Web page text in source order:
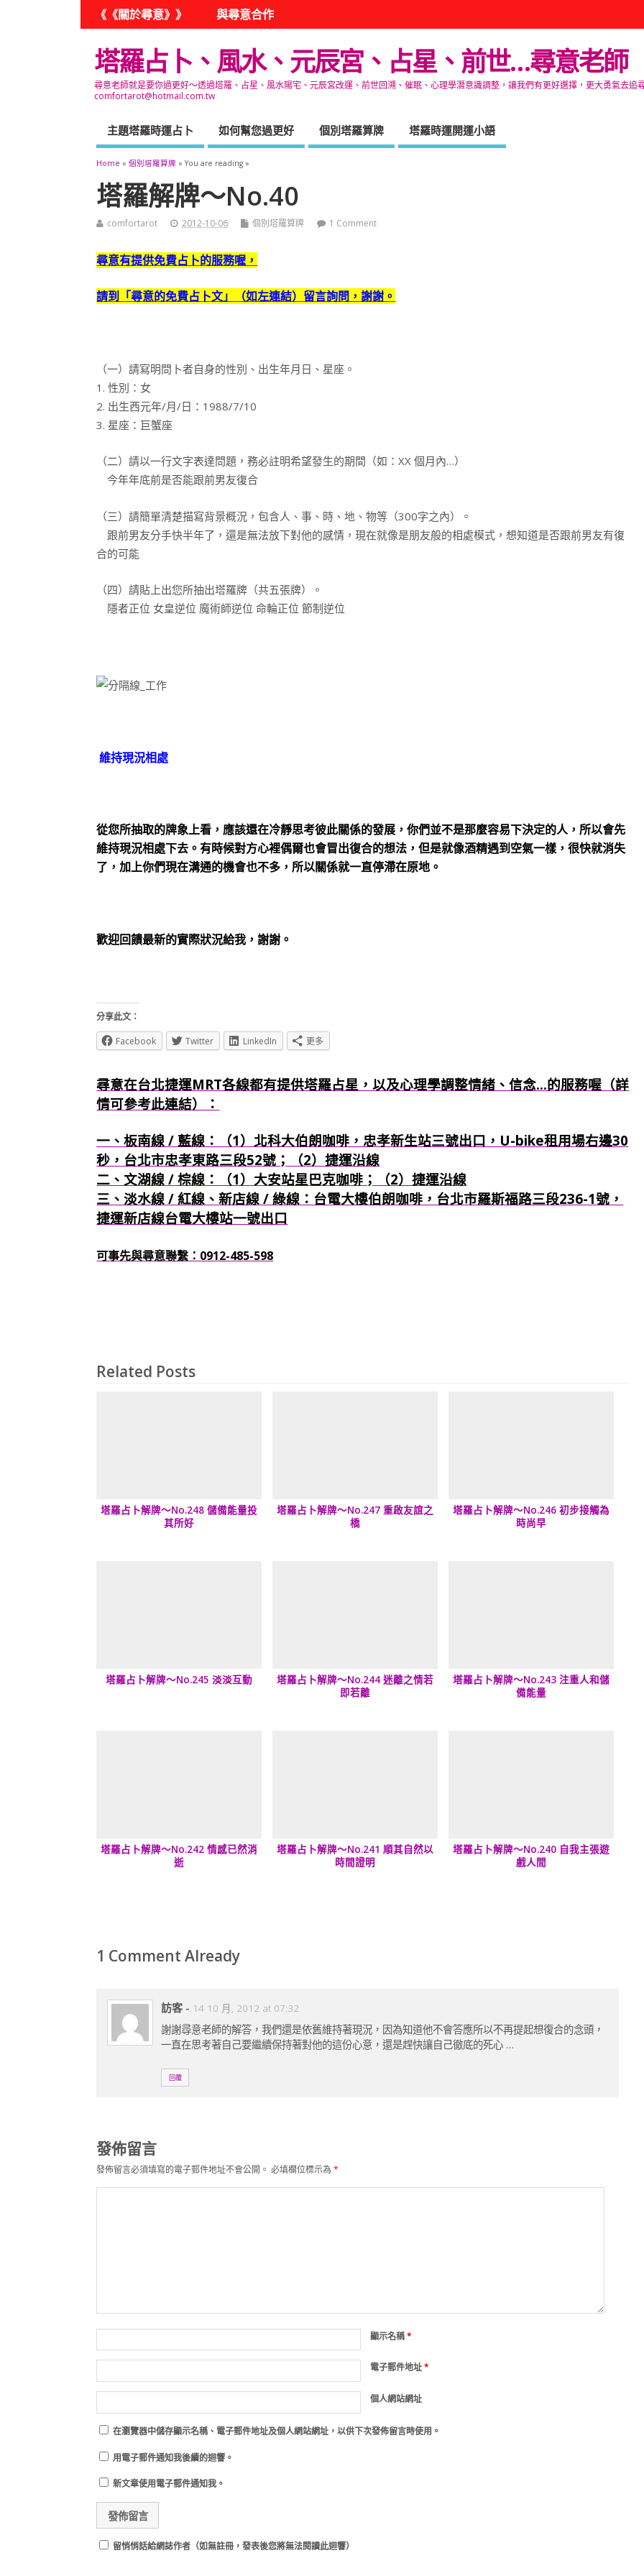
《《關於尋意》》 與尋意合作
塔羅占卜、風水、元辰宮、占星、前世…尋意老師
尋意老師就是要你過更好～透過塔羅、占星、風水陽宅、元辰宮改運、前世回溯、催眠、心理學潛意識調整，讓我們有更好選擇，更大勇氣去
comfortarot@hotmail.com.tw
主題塔羅時運占卜 如何幫您過更好 個別塔羅算牌 塔羅時運開運小語
Home »個別塔羅算牌 » You are reading »
塔羅解牌～No.40
comfortarot 2012-10-06 個別塔羅算牌 1 Comment
尋意有提供免費占卜的服務喔，
請到「尋意的免費占卜文」（如左連結）留言詢問，謝謝。
（一）請寫明問卜者自身的性別、出生年月日、星座。
1. 性別：女
2. 出生西元年/月/日：1988/7/10
3. 星座：巨蟹座
（二）請以一行文字表達問題，務必註明希望發生的期間（如：XX 個月內…）
今年年底前是否能跟前男友復合
（三）請簡單清楚描寫背景概況，包含人、事、時、地、物等（300字之內）。
跟前男友分手快半年了，還是無法放下對他的感情，現在就像是朋友般的相處模式，想知道是否跟前男友有復
合的可能
（四）請貼上出您所抽出塔羅牌（共五張牌）。
隱者正位 女皇逆位 魔術師逆位 命輪正位 節制逆位
維持現況相處
從您所抽取的牌象上看，應該還在冷靜思考彼此關係的發展，你們並不是那麼容易下決定的人，所以會先
維持現況相處下去。有時候對方心裡偶爾也會冒出復合的想法，但是就像酒精遇到空氣一樣，很快就消失
了，加上你們現在溝通的機會也不多，所以關係就一直停滯在原地。
歡迎回饋最新的實際狀況給我，謝謝。
分享此文：
Facebook
Twitter LinkedIn 更多
尋意在台北捷運MRT各線都有提供塔羅占星，以及心理學調整情緒、信念...的服務喔（詳
情可參考此連結）：
一、板南線 / 藍線：（1）北科大伯朗咖啡，忠孝新生站三號出口，U-bike租用場右邊30
秒，台北市忠孝東路三段52號；（2）捷運沿線
二、文湖線 / 棕線：（1）大安站星巴克咖啡；
（2）捷運沿線
三、淡水線 / 紅線、新店線 / 綠線：台電大樓伯朗咖啡，台北市羅斯福路三段236-1號，
捷運新店線台電大樓站一號出口
可事先與尋意聯繫：0912-485-598
Related Posts
塔羅占卜解牌～No.248 儲備能量投
其所好
塔羅占卜解牌～No.247 重啟友誼之
橋
塔羅占卜解牌～No.246 初步接觸為
時尚早
塔羅占卜解牌～No.245 淡淡互動
塔羅占卜解牌～No.244 迷離之情若
即若離
塔羅占卜解牌～No.243 注重人和儲
備能量
塔羅占卜解牌～No.242 情感已然消
逝
塔羅占卜解牌～No.241 順其自然以
時間證明
塔羅占卜解牌～No.240 自我主張遊
戲人間
1 Comment Already
訪客 - 14 10 月, 2012 at 07:32
謝謝尋意老師的解答，我們還是依舊維持著現況，因為知道他不會答應所以不再提起想復合的念頭，
一直在思考著自己要繼續保持著對他的這份心意，還是趕快讓自己徹底的死心 …
回覆
發佈留言
發佈留言必須填寫的電子郵件地址不會公開。 必填欄位標示為*
顯示名稱*
電子郵件地址*
個人網站網址
在瀏覽器中儲存顯示名稱、電子郵件地址及個人網站網址，以供下次發佈留言時使用。
用電子郵件通知我後續的迴響。
新文章使用電子郵件通知我。
留悄悄話給網誌作者（如無註冊，發表後您將無法閱讀此迴響）